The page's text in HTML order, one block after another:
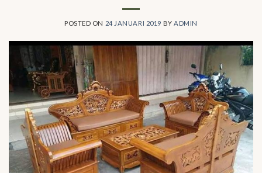
POSTED ON 24 JANUARI 2019 BYADMIN